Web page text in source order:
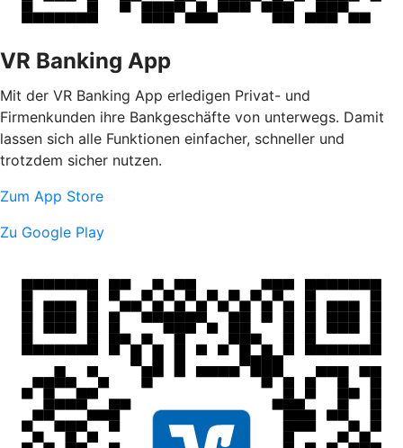
VR Banking App
Mit der VR Banking App erledigen Privat- und
Firmenkunden ihre Bankgeschäfte von unterwegs. Damit
lassen sich alle Funktionen einfacher, schneller und
trotzdem sicher nutzen.
Zum App Store
Zu Google Play